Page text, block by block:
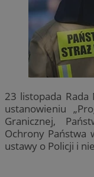
23 listopada
ustanowieniu
Granicznej,
Ochrony Państwa
ustawy o Policji i